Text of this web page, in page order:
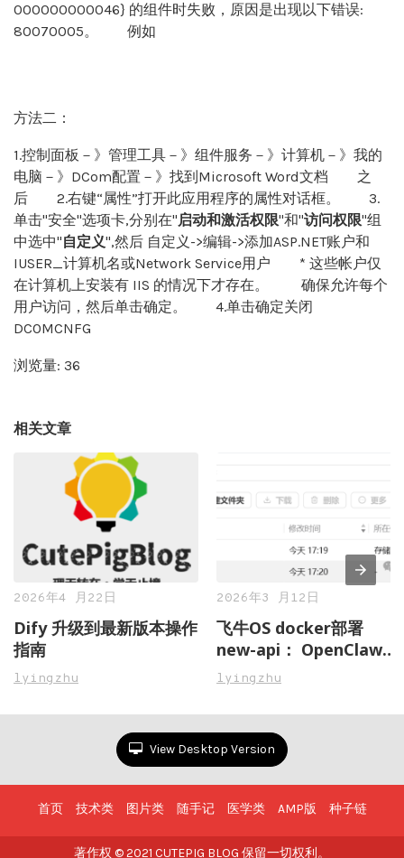
000000000046} 的组件时失败，原因是出现以下错误:
80070005。 例如
方法二：
1.控制面板－》管理工具－》组件服务－》计算机－》我的
电脑－》DCom配置－》找到Microsoft Word文档 之
后 2.右键“属性”打开此应用程序的属性对话框。 3.
单击"安全"选项卡,分别在"启动和激活权限"和"访问权限"组
中选中"自定义",然后 自定义->编辑->添加ASP.NET账户和
IUSER_计算机名或Network Service用户 * 这些帐户仅
在计算机上安装有 IIS 的情况下才存在。 确保允许每个
用户访问，然后单击确定。 4.单击确定关闭
DCOMCNFG
浏览量: 36
相关文章
2026年4 月22日
Dify 升级到最新版本操作
指南
lyingzhu
2026年3 月12日
飞牛OS docker部署
new-api： OpenClaw虾
粮管理不再愁，一站式搞
管控
lyingzhu
View Desktop Version
首页 技术类 图片类 随手记 医学类 AMP版 种子链
著作权 © 2021 CUTEPIG BLOG 保留一切权利。